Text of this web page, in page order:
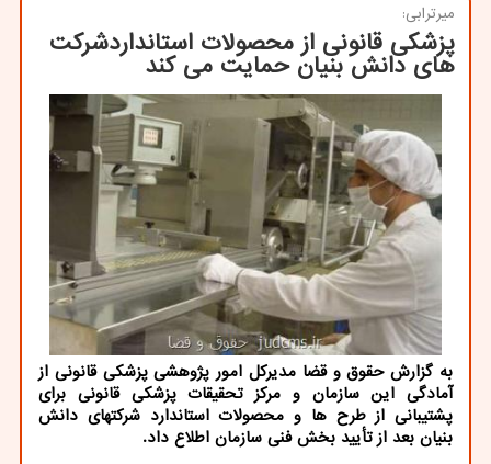
میرترابی:
پزشكی قانونی از محصولات استانداردشركت
های دانش بنیان حمایت می كند
به گزارش حقوق و قضا مدیرکل امور پژوهشی پزشکی قانونی از
آمادگی این سازمان و مرکز تحقیقات پزشکی قانونی برای
پشتیبانی از طرح ها و محصولات استاندارد شرکتهای دانش
بنیان بعد از تأیید بخش فنی سازمان اطلاع داد.